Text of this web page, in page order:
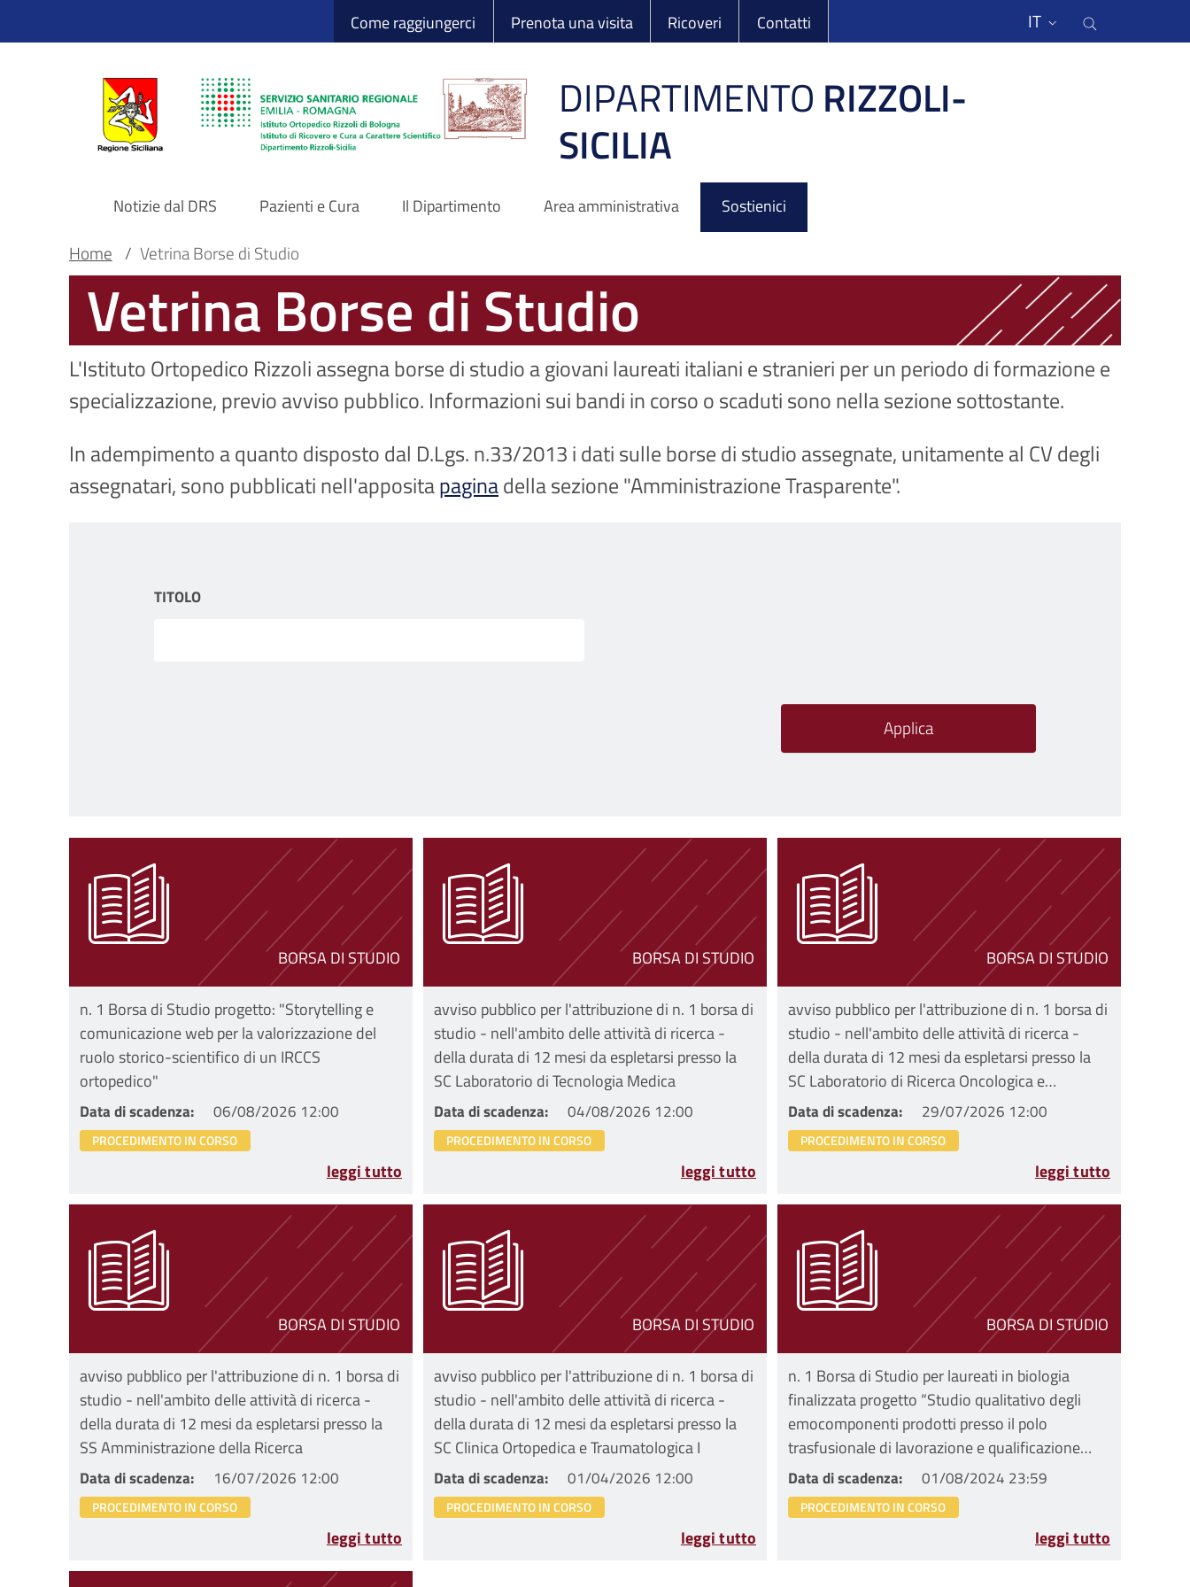
al
Sito Web Istituto Ortopedico Rizzoli
Come raggiungerci Prenota una visita Ricoveri Contatti IT
DIPARTIMENTO RIZZOLI-
SICILIA
Navigazione
principale
DRS
Notizie dal DRS Pazienti e Cura Il Dipartimento Area amministrativa Sostienici
Main container
Briciole
pane
Home / Vetrina Borse di Studio
Vetrina Borse di Studio
L'Istituto Ortopedico Rizzoli assegna borse di studio a giovani laureati italiani e stranieri per un periodo di formazione e
specializzazione, previo avviso pubblico. Informazioni sui bandi in corso o scaduti sono nella sezione sottostante.
In adempimento a quanto disposto dal D.Lgs. n.33/2013 i dati sulle borse di studio assegnate, unitamente al CV degli
assegnatari, sono pubblicati nell'appositapaginadella sezione "Amministrazione Trasparente".
TITOLO
BORSA DI STUDIO
n. 1 Borsa di Studio progetto: "Storytelling e
comunicazione web per la valorizzazione del
ruolo storico-scientifico di un IRCCS
ortopedico"
Data di scadenza 06/08/2026 12:00
PROCEDIMENTO IN CORSO
leggi tutto
BORSA DI STUDIO
avviso pubblico per l'attribuzione di n. 1 borsa di
studio - nell'ambito delle attività di ricerca -
della durata di 12 mesi da espletarsi presso la
SC Laboratorio di Tecnologia Medica
Data di scadenza 04/08/2026 12:00
PROCEDIMENTO IN CORSO
leggi tutto
BORSA DI STUDIO
avviso pubblico per l'attribuzione di n. 1 borsa di
studio - nell'ambito delle attività di ricerca -
della durata di 12 mesi da espletarsi presso la
SC Laboratorio di Ricerca Oncologica e
Genomica Funzionale (ONCOGEN)
Data di scadenza 29/07/2026 12:00
PROCEDIMENTO IN CORSO
leggi tutto
BORSA DI STUDIO
avviso pubblico per l'attribuzione di n. 1 borsa di
studio - nell'ambito delle attività di ricerca -
della durata di 12 mesi da espletarsi presso la
SS Amministrazione della Ricerca
Data di scadenza 16/07/2026 12:00
PROCEDIMENTO IN CORSO
leggi tutto
BORSA DI STUDIO
avviso pubblico per l'attribuzione di n. 1 borsa di
studio - nell'ambito delle attività di ricerca -
della durata di 12 mesi da espletarsi presso la
SC Clinica Ortopedica e Traumatologica I
Data di scadenza 01/04/2026 12:00
PROCEDIMENTO IN CORSO
leggi tutto
BORSA DI STUDIO
n. 1 Borsa di Studio per laureati in biologia
finalizzata progetto “Studio qualitativo degli
emocomponenti prodotti presso il polo
trasfusionale di lavorazione e qualificazione
biologica Area Vasta Emilia Centrale - SIMT
AMBO - focus sugli EUNT”
Data di scadenza 01/08/2024 23:59
PROCEDIMENTO IN CORSO
leggi tutto